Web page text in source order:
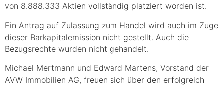
von 8.888.333 Aktien vollständig platziert worden ist.
Ein Antrag auf Zulassung zum Handel wird auch im Zuge
dieser Barkapitalemission nicht gestellt. Auch die
Bezugsrechte wurden nicht gehandelt.
Michael Mertmann und Edward Martens, Vorstand der
AVW Immobilien AG, freuen sich über den erfolgreich